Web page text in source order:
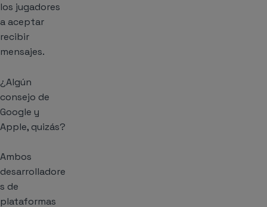
los jugadores
a aceptar
recibir
mensajes.
¿Algún
consejo de
Google y
Apple, quizás?
Ambos
desarrolladore
s de
plataformas